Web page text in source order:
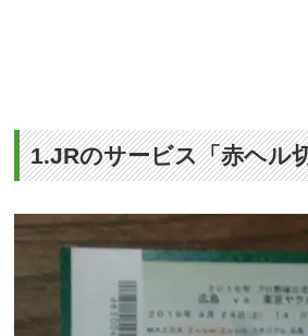
1.JRのサービス「赤ヘル